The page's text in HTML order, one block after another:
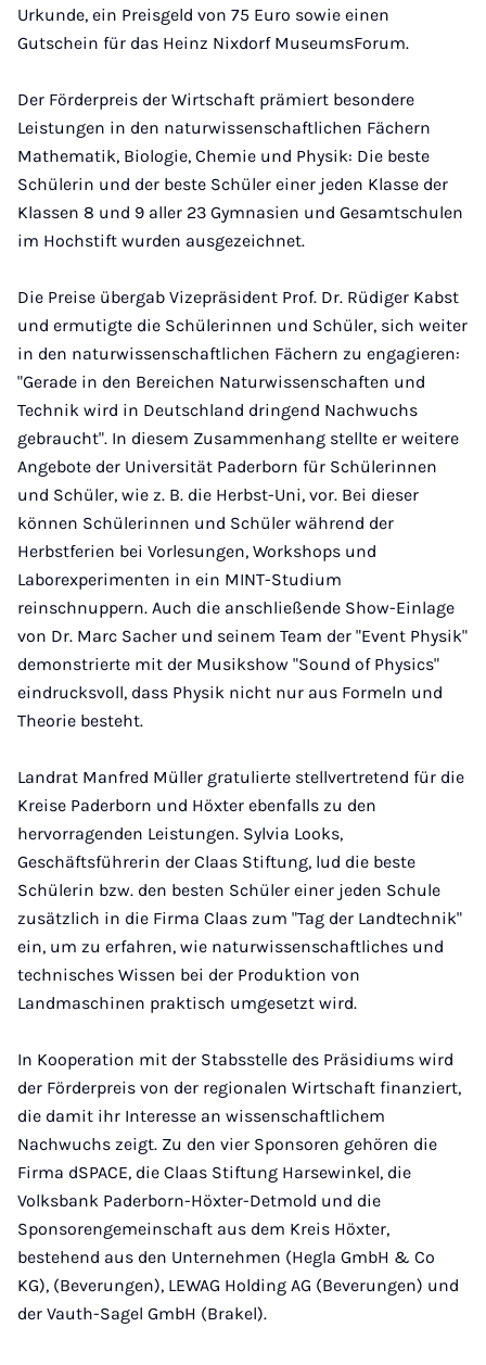
Urkunde, ein Preisgeld von 75 Euro sowie einen
Gutschein für das Heinz Nixdorf MuseumsForum.
Der Förderpreis der Wirtschaft prämiert besondere
Leistungen in den naturwissenschaftlichen Fächern
Mathematik, Biologie, Chemie und Physik: Die beste
Schülerin und der beste Schüler einer jeden Klasse der
Klassen 8 und 9 aller 23 Gymnasien und Gesamtschulen
im Hochstift wurden ausgezeichnet.
Die Preise übergab Vizepräsident Prof. Dr. Rüdiger Kabst
und ermutigte die Schülerinnen und Schüler, sich weiter
in den naturwissenschaftlichen Fächern zu engagieren:
"Gerade in den Bereichen Naturwissenschaften und
Technik wird in Deutschland dringend Nachwuchs
gebraucht". In diesem Zusammenhang stellte er weitere
Angebote der Universität Paderborn für Schülerinnen
und Schüler, wie z. B. die Herbst-Uni, vor. Bei dieser
können Schülerinnen und Schüler während der
Herbstferien bei Vorlesungen, Workshops und
Laborexperimenten in ein MINT-Studium
reinschnuppern. Auch die anschließende Show-Einlage
von Dr. Marc Sacher und seinem Team der "Event Physik"
demonstrierte mit der Musikshow "Sound of Physics"
eindrucksvoll, dass Physik nicht nur aus Formeln und
Theorie besteht.
Landrat Manfred Müller gratulierte stellvertretend für die
Kreise Paderborn und Höxter ebenfalls zu den
hervorragenden Leistungen. Sylvia Looks,
Geschäftsführerin der Claas Stiftung, lud die beste
Schülerin bzw. den besten Schüler einer jeden Schule
zusätzlich in die Firma Claas zum "Tag der Landtechnik"
ein, um zu erfahren, wie naturwissenschaftliches und
technisches Wissen bei der Produktion von
Landmaschinen praktisch umgesetzt wird.
In Kooperation mit der Stabsstelle des Präsidiums wird
der Förderpreis von der regionalen Wirtschaft finanziert,
die damit ihr Interesse an wissenschaftlichem
Nachwuchs zeigt. Zu den vier Sponsoren gehören die
Firma dSPACE, die Claas Stiftung Harsewinkel, die
Volksbank Paderborn-Höxter-Detmold und die
Sponsorengemeinschaft aus dem Kreis Höxter,
bestehend aus den Unternehmen (Hegla GmbH & Co
KG), (Beverungen), LEWAG Holding AG (Beverungen) und
der Vauth-Sagel GmbH (Brakel).